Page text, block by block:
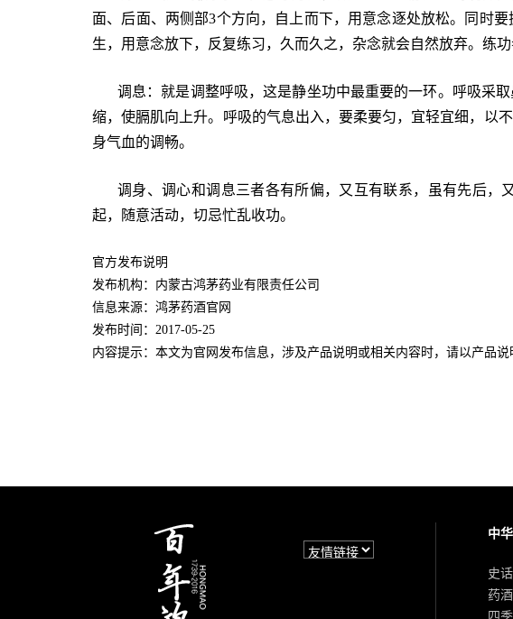
面、后面、两侧部3个方向，自上而下，用意念逐处放松。同时
生，用意念放下，反复练习，久而久之，杂念就会自然放弃。练
调息：就是调整呼吸，这是静坐功中最重要的一环。呼吸采
缩，使膈肌向上升。呼吸的气息出入，要柔要匀，宜轻宜细，以
身气血的调畅。
调身、调心和调息三者各有所偏，又互有联系，虽有先后，
起，随意活动，切忌忙乱收功。
官方发布说明
发布机构：内蒙古鸿茅药业有限责任公司
信息来源：鸿茅药酒官网
发布时间：2017-05-25
内容提示：本文为官网发布信息，涉及产品说明或相关内容时，请以产品说
中
史
药